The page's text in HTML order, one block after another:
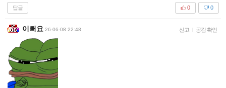
답글 0
0
이뻐요 26-06-08 22:48 신고 | 공감 확인